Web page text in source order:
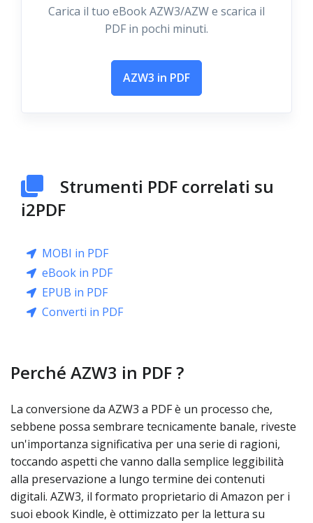
Carica il tuo eBook AZW3/AZW e scarica il
PDF in pochi minuti.
AZW3 in PDF
Strumenti PDF correlati su
i2PDF
MOBI in PDF
eBook in PDF
EPUB in PDF
Converti in PDF
Perché AZW3 in PDF ?
La conversione da AZW3 a PDF è un processo che,
sebbene possa sembrare tecnicamente banale, riveste
un'importanza significativa per una serie di ragioni,
toccando aspetti che vanno dalla semplice leggibilità
alla preservazione a lungo termine dei contenuti
digitali. AZW3, il formato proprietario di Amazon per i
suoi ebook Kindle, è ottimizzato per la lettura su